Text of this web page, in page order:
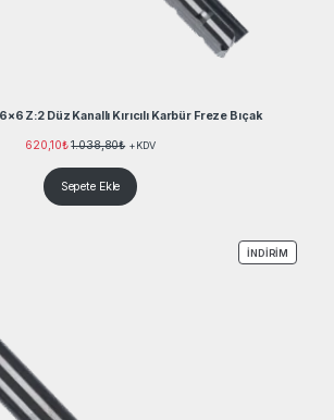
Z:2 Düz Kanallı Kırıcılı Karbür Freze Bıçak
620,10₺ 1.038,80₺ +KDV
Sepete Ekle
İNDIRIM